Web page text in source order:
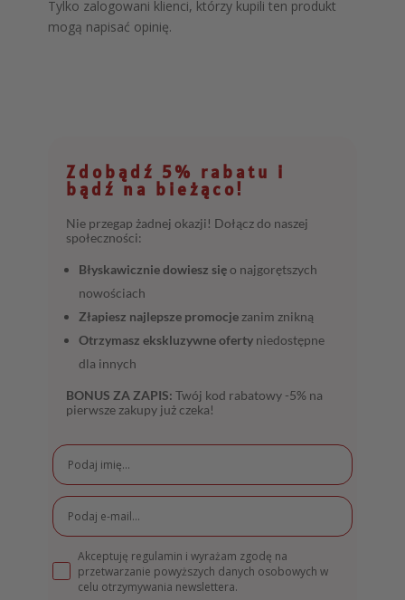
Tylko zalogowani klienci, którzy kupili ten produkt
mogą napisać opinię.
Zdobądź 5% rabatu i
bądź na bieżąco!
Nie przegap żadnej okazji! Dołącz do naszej
społeczności:
Błyskawicznie dowiesz sięo najgorętszych
nowościach
Złapiesz najlepsze promocje zanim znikną
Otrzymasz ekskluzywne oferty niedostępne
dla innych
BONUS ZA ZAPIS: Twój kod rabatowy -5% na
pierwsze zakupy już czeka!
Akceptuję regulamin i wyrażam zgodę na
przetwarzanie powyższych danych osobowych w
celu otrzymywania newslettera.